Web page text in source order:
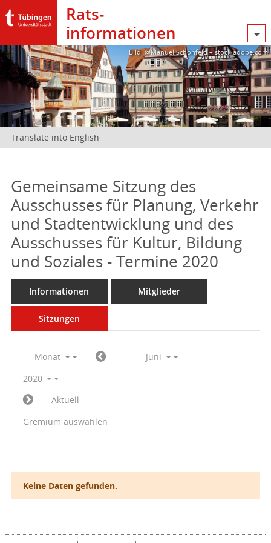
Rats­
informationen
Bild: @Manuel Schönfeld – stock.adobe.com
Translate into English
Gemeinsame Sitzung des
Ausschusses für Planung, Verkehr
und Stadtentwicklung und des
Ausschusses für Kultur, Bildung
und Soziales - Termine 2020
Informationen Mitglieder
Sitzungen
Monat
Juni
2020
Aktuell
Gremium auswählen
Keine Daten gefunden.